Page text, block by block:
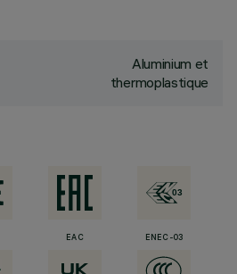
Aluminium et
thermoplastique
EAC ENEC-03